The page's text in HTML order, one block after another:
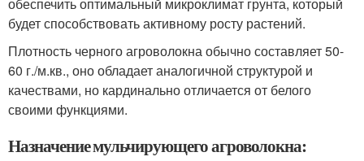
будет способствовать активному росту растений.
Плотность черного агроволокна обычно составляет 50-
60 г./м.кв., оно обладает аналогичной структурой и
качествами, но кардинально отличается от белого
своими функциями.
Назначение мульчирующего агроволокна: